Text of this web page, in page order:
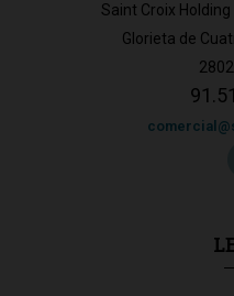
Saint Croix
Glorieta de